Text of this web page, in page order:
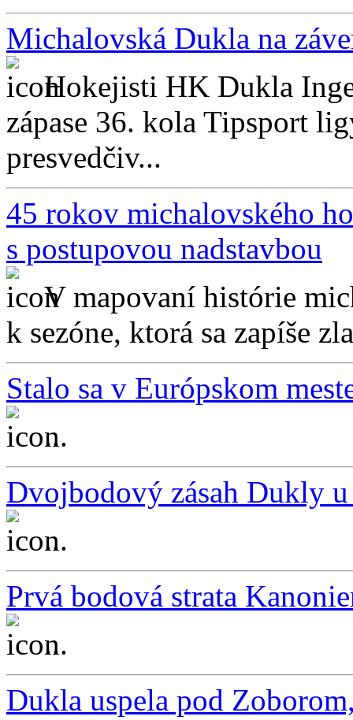
Michalovská Dukla na
Hokejisti HK Dukla
zápase 36. kola Tipsport
presvedčiv...
45 rokov michalovského
s postupovou nadstavbou
V mapovaní histórie
k sezóne, ktorá sa zapíše
Stalo sa v Európskom
...
Dvojbodový zásah Dukly
...
Prvá bodová strata
...
Dukla uspela pod